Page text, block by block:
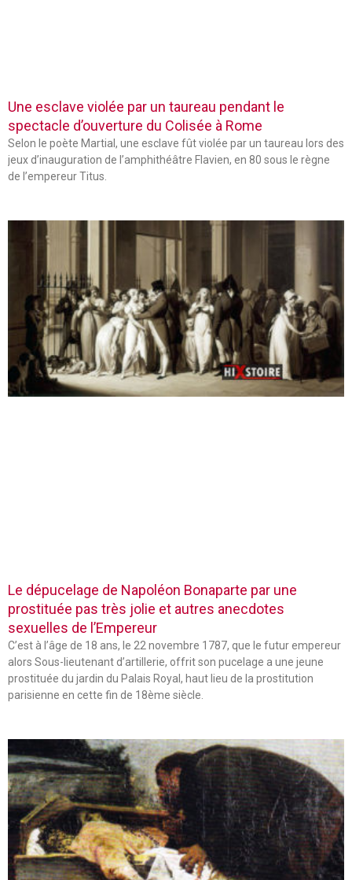
Une esclave violée par un taureau pendant le
spectacle d’ouverture du Colisée à Rome
Selon le poète Martial, une esclave fût violée par un taureau lors des
jeux d’inauguration de l’amphithéâtre Flavien, en 80 sous le règne
de l’empereur Titus.
Le dépucelage de Napoléon Bonaparte par une
prostituée pas très jolie et autres anecdotes
sexuelles de l’Empereur
C’est à l’âge de 18 ans, le 22 novembre 1787, que le futur empereur
alors Sous-lieutenant d’artillerie, offrit son pucelage a une jeune
prostituée du jardin du Palais Royal, haut lieu de la prostitution
parisienne en cette fin de 18ème siècle.